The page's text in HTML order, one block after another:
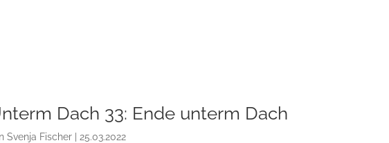
Dach 33: Ende unterm Dach
Svenja Fischer 25.03.2022